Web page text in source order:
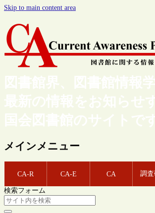
Skip to main content area
図書館界、図書館情報
最新の情報をお知らせ
国会図書館のサイトで
メインメニュー
CA-R CA-E CA 調
検索フォーム